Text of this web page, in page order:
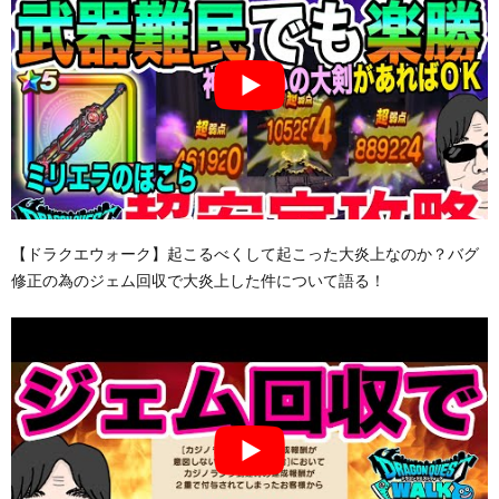
【ドラクエウォーク】起こるべくして起こった大炎上なのか？バグ
修正の為のジェム回収で大炎上した件について語る！